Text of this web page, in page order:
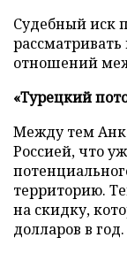
Судебный иск
отношений
«Турецкий
Между тем
Россией, что
территорию.
на скидку,
долларов в год.